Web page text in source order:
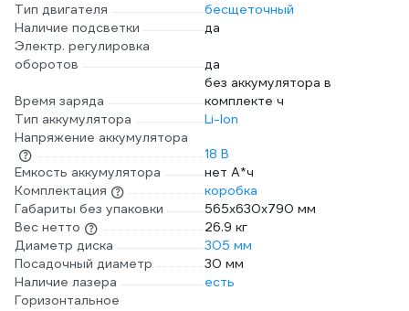
Тип двигателя
бесщеточный
Наличие подсветки
да
Электр. регулировка
оборотов
да
Время заряда
без аккумулятора в
комплекте ч
Тип аккумулятора
Li-Ion
Напряжение аккумулятора
18 В
Емкость аккумулятора
нет А*ч
Комплектация
коробка
Габариты без упаковки
565x630x790 мм
Вес нетто
26.9 кг
Диаметр диска
305 мм
Посадочный диаметр
30 мм
Наличие лазера
есть
Горизонтальное